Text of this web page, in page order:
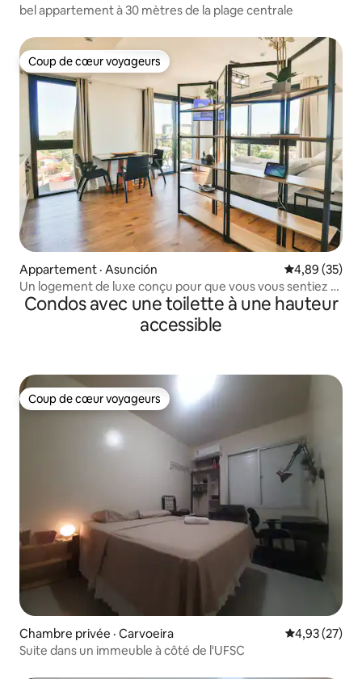
bel appartement à 30 mètres de la plage centrale
Coup de cœur voyageurs
Coup de cœur voyageurs
Appartement · Asunción Note
4,89 (35)
Un logement de luxe conçu pour que vous vous sentiez à
la maison
Condos avec une toilette à une hauteur
accessible
Coup de cœur voyageurs
Coup de cœur voyageurs
Chambre privée · Carvoeira Note
4,93 (27)
Suite dans un immeuble à côté de l'UFSC